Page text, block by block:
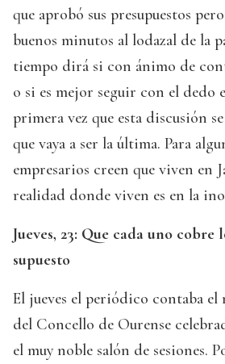
que aprobó sus presupuestos
buenos minutos al lodazal de la
tiempo dirá si con ánimo de
o si es mejor seguir con el dedo
primera vez que esta discusión
que vaya a ser la última. Para
empresarios creen que viven en
realidad donde viven es en la
Jueves, 23: Que cada uno cobre
supuesto
El jueves el periódico contaba el
del Concello de Ourense
el muy noble salón de sesiones.